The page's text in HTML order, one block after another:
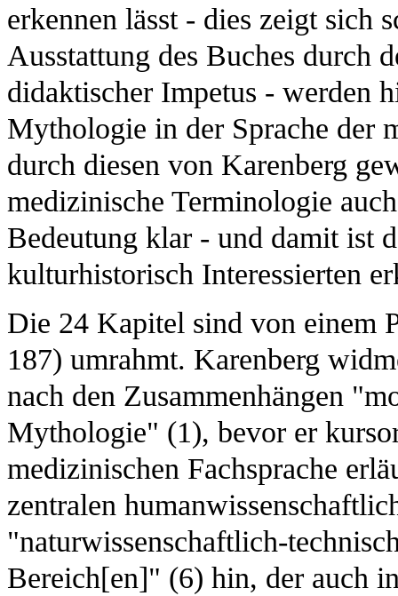
erkennen lässt - dies zeigt sich
Ausstattung des Buches durch
didaktischer Impetus - werden
Mythologie in der Sprache der
durch diesen von Karenberg
medizinische Terminologie
Bedeutung klar - und damit ist
kulturhistorisch Interessierten
Die 24 Kapitel sind von einem
187) umrahmt. Karenberg
nach den Zusammenhängen
Mythologie" (1), bevor er
medizinischen Fachsprache
zentralen
"naturwissenschaftlich-
Bereich[en]" (6) hin, der auch